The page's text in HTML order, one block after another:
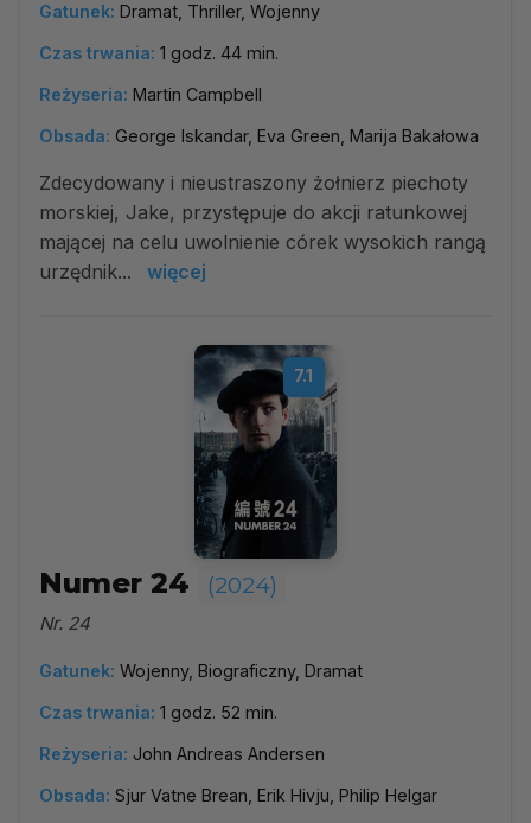
Gatunek: Dramat, Thriller, Wojenny
Czas trwania: 1 godz. 44 min.
Reżyseria: Martin Campbell
Obsada: George Iskandar, Eva Green, Marija Bakałowa
Zdecydowany i nieustraszony żołnierz piechoty
morskiej, Jake, przystępuje do akcji ratunkowej
mającej na celu uwolnienie córek wysokich rangą
urzędnik...
więcej
7.1
Numer 24 (2024)
Nr. 24
Gatunek: Wojenny, Biograficzny, Dramat
Czas trwania: 1 godz. 52 min.
Reżyseria: John Andreas Andersen
Obsada: Sjur Vatne Brean, Erik Hivju, Philip Helgar